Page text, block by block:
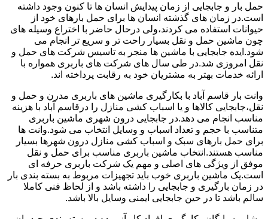
حمل بار و جابجایی از زمان پیدایش انسان ها تا کنون وجود داشته
است.در زمان های گذشته انسان ها برای حمل بارهای خود از
حیوانات استفاده می کردند،ولی درحال حاضر با اختراع وسیله های
چون ماشین حمل و نقل بسیار راحت تر و سریع تر انجام می
شود.ایده جابجایی با ماشین ها منجر به تاسیس شرکت های حمل و
نقل امروزی شد.در طی سال های شرکت های باربری همواره با
ارائه خدمات بهتر به مشتریان خود به رقابت پرداخته اند.
وانت بار قاسم آباد با بکارگیری ماشین های باربری مدرن و حمل و
نقل،جابجایی کالاها و یا اسباب کشی منازل را درقاسم آباد با هزینه
مناسب انجام می دهد.در جابجایی درون شهری ماشین باربری
متناسب با حجم و تعداد اسباب و وسایل انتخاب می شود.وانت ها
برای حمل بارهای سبک و اسباب کشی منازل درون شهرها بسیار
مناسب هستند.انتخاب ماشین باربری مناسب برای حمل و نقل
موفق از ویژگی های اصلی و مهم یک شرکت باربری حرفه ای
است.یک ماشین باربری خوب باید تجهیزات مربوط به بسته بندی بار
در زمان بارگیری و جابجایی را داشته باشد و از لحاظ فنی کاملا
سالم باشد تا در حین جابجایی ایمنی وسایل بالا باشد.